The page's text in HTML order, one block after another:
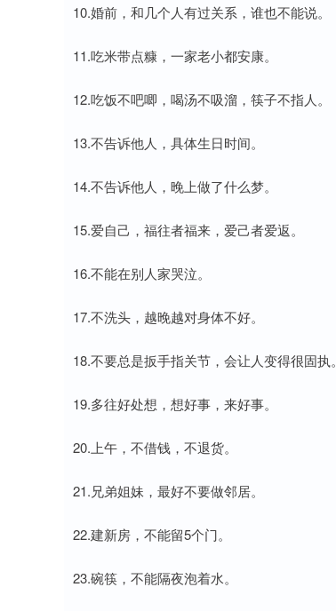
10.婚前，和几个人有过关系，谁也不能说。
11.吃米带点糠，一家老小都安康。
12.吃饭不吧唧，喝汤不吸溜，筷子不指人。
13.不告诉他人，具体生日时间。
14.不告诉他人，晚上做了什么梦。
15.爱自己，福往者福来，爱己者爱返。
16.不能在别人家哭泣。
17.不洗头，越晚越对身体不好。
18.不要总是扳手指关节，会让人变得很固执。
19.多往好处想，想好事，来好事。
20.上午，不借钱，不退货。
21.兄弟姐妹，最好不要做邻居。
22.建新房，不能留5个门。
23.碗筷，不能隔夜泡着水。